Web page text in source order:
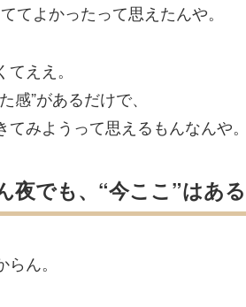
てよかったって思えたんや。
ええ。
感”があるだけで、
てみようって思えるもんなんや。
夜でも、“今ここ”はある
ん。